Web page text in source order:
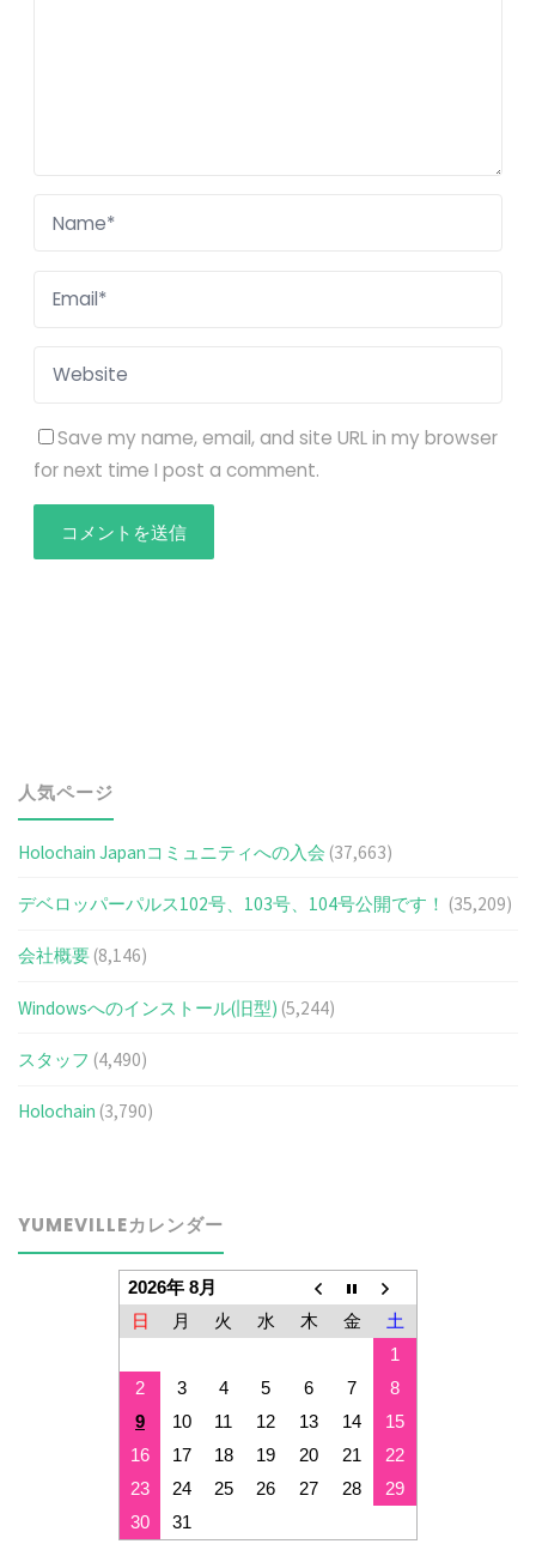
Save my name, email, and site URL in my browser
for next time I post a comment.
人気ページ
Holochain Japanコミュニティへの入会 (37,663)
デベロッパーパルス102号、103号、104号公開です！ (35,209)
会社概要 (8,146)
Windowsへのインストール(旧型) (5,244)
スタッフ (4,490)
Holochain (3,790)
YUMEVILLEカレンダー
2026年 8月
日
月 火 水 木 金
土
1
2
3 4 5 6 7
8
9
10 11 12 13 14
15
16
17 18 19 20 21
22
23
24 25 26 27 28
29
30
31